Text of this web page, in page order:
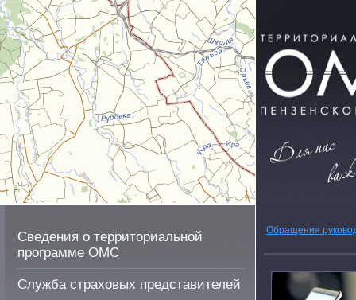
Сведения о территориальной
программе ОМС
Служба страховых представителей
Обращения